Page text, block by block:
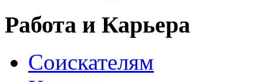
Работа и Карьера
Соискателям